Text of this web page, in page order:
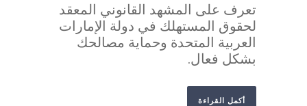
تعرف على المشهد القانوني المعقد
لحقوق المستهلك في دولة الإمارات
العربية المتحدة وحماية مصالحك
بشكل فعال.
أكمل القراءة